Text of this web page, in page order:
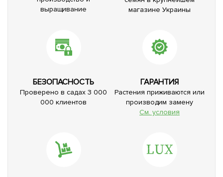
выращивание
магазине Украины
БЕЗОПАСНОСТЬ
Проверено в садах 3 000
000 клиентов
ГАРАНТИЯ
Растения приживаются или
производим замену
См. условия